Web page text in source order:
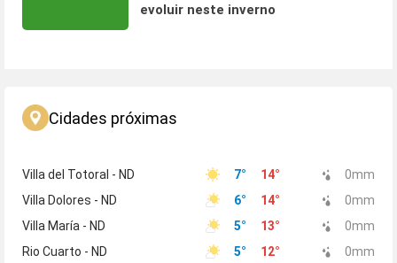
evoluir neste inverno
Cidades próximas
Villa del Totoral - ND 7° 14° 0mm
Villa Dolores - ND
6° 14° 0mm
Villa María - ND
5° 13° 0mm
Rio Cuarto - ND
5° 12° 0mm